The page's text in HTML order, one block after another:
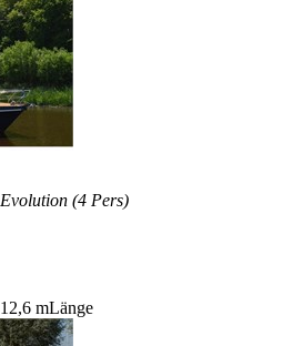
Evolution (4 Pers)
12,6 mLänge